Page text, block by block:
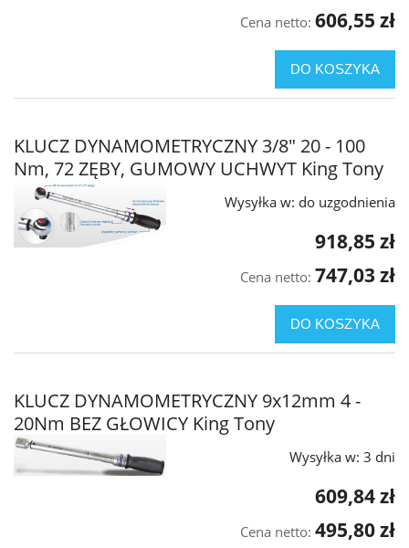
Cena netto: 606,55 zł
DO KOSZYKA
KLUCZ DYNAMOMETRYCZNY 3/8" 20 - 100
Nm, 72 ZĘBY, GUMOWY UCHWYT King Tony
Wysyłka w: do uzgodnienia
918,85 zł
Cena netto: 747,03 zł
DO KOSZYKA
KLUCZ DYNAMOMETRYCZNY 9x12mm 4 -
20Nm BEZ GŁOWICY King Tony
Wysyłka w: 3 dni
609,84 zł
Cena netto: 495,80 zł